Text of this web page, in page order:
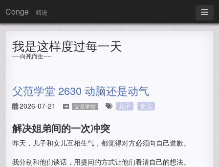
Conge 精进
我是这样度过每一天
----向死而生----
父范学堂 2630 动脑还是动气
2026-07-21 父范学堂 儿子 女儿
解决姐弟间的一次冲突
昨天，儿子和女儿互相生气，都觉得对方必须向自己道歉。
我分别和他们谈话，用提问的方式让他们看清自己的想法。